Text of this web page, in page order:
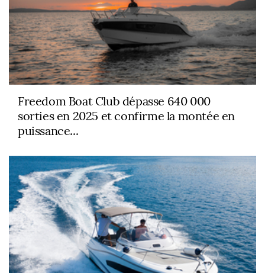
Freedom Boat Club dépasse 640 000
sorties en 2025 et confirme la montée en
puissance...